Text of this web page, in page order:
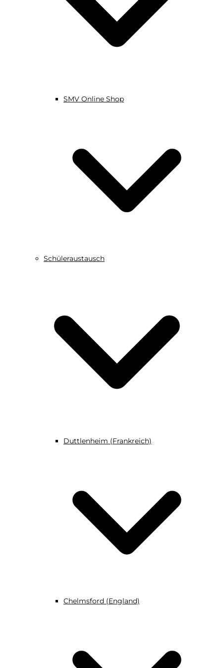
SMV Online Shop
Schüleraustausch
Duttlenheim (Frankreich)
Chelmsford (England)